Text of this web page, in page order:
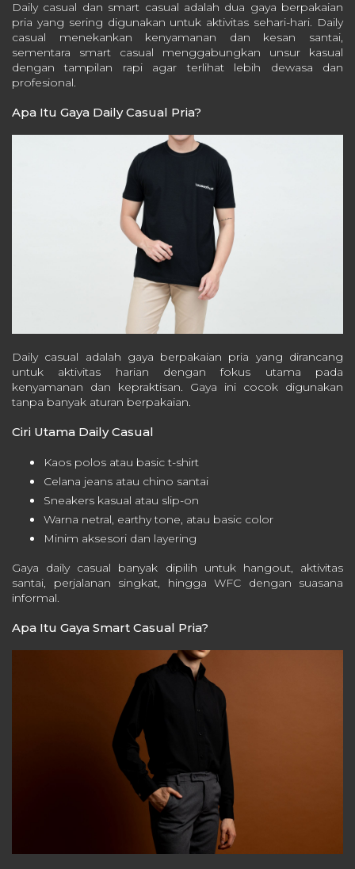
Daily casual dan smart casual adalah dua gaya berpakaian
pria yang sering digunakan untuk aktivitas sehari-hari. Daily
casual menekankan kenyamanan dan kesan santai,
sementara smart casual menggabungkan unsur kasual
dengan tampilan rapi agar terlihat lebih dewasa dan
profesional.
Apa Itu Gaya Daily Casual Pria?
Daily casual adalah gaya berpakaian pria yang dirancang
untuk aktivitas harian dengan fokus utama pada
kenyamanan dan kepraktisan. Gaya ini cocok digunakan
tanpa banyak aturan berpakaian.
Ciri Utama Daily Casual
Kaos polos atau basic t-shirt
Celana jeans atau chino santai
Sneakers kasual atau slip-on
Warna netral, earthy tone, atau basic color
Minim aksesori dan layering
Gaya daily casual banyak dipilih untuk hangout, aktivitas
santai, perjalanan singkat, hingga WFC dengan suasana
informal.
Apa Itu Gaya Smart Casual Pria?